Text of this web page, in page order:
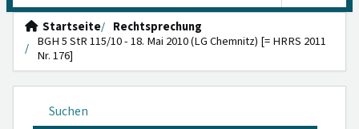
Startseite
Rechtsprechung
BGH 5 StR 115/10 - 18. Mai 2010 (LG Chemnitz) [= HRRS 2011
Nr. 176]
Suchen